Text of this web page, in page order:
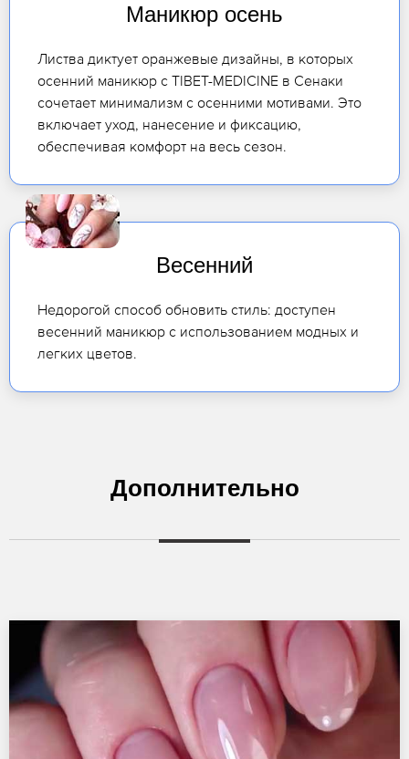
Маникюр осень
Листва диктует оранжевые дизайны, в которых
осенний маникюр с TIBET-MEDICINE в Сенаки
сочетает минимализм с осенними мотивами. Это
включает уход, нанесение и фиксацию,
обеспечивая комфорт на весь сезон.
Весенний
Недорогой способ обновить стиль: доступен
весенний маникюр с использованием модных и
легких цветов.
Дополнительно